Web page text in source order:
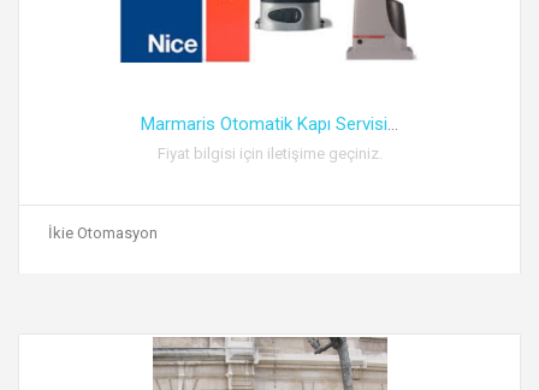
Marmaris Otomatik Kapı Servisi...
Fiyat bilgisi için iletişime geçiniz.
İkie Otomasyon